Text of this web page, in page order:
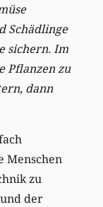
Schädlinge
sichern. Im
Pflanzen zu
dann
Menschen
zu
der